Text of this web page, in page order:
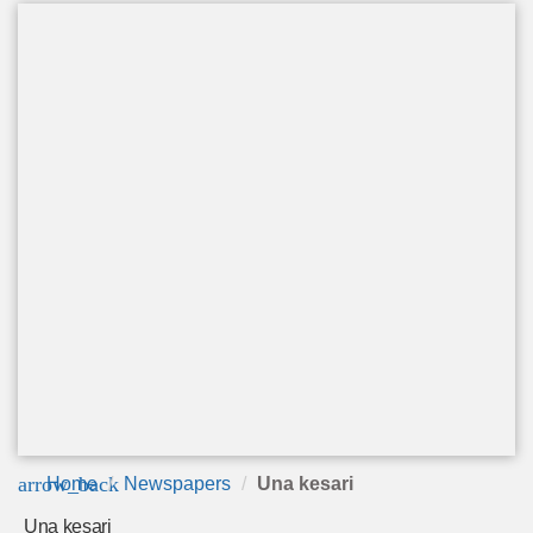
arrow_back
Home Newspapers Una kesari
Una kesari